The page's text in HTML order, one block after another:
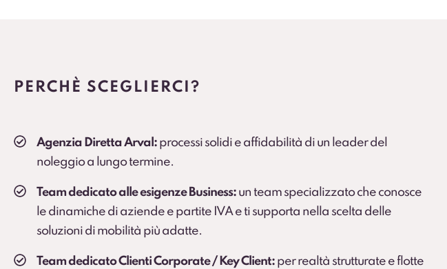
PERCHÈ SCEGLIERCI?
Agenzia Diretta Arval: processi solidi e affidabilità di un leader del
noleggio a lungo termine.
Team dedicato alle esigenze Business: un team specializzato che conosce
le dinamiche di aziende e partite IVA e ti supporta nella scelta delle
soluzioni di mobilità più adatte.
Team dedicato Clienti Corporate / Key Client: per realtà strutturate e flotte